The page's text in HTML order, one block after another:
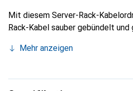
Mit diesem Server-Rack-
Rack-Kabel sauber gebündelt und
verfügt über eine Kombination aus
durch das Panel und in die Haken
Mehr anzeigen